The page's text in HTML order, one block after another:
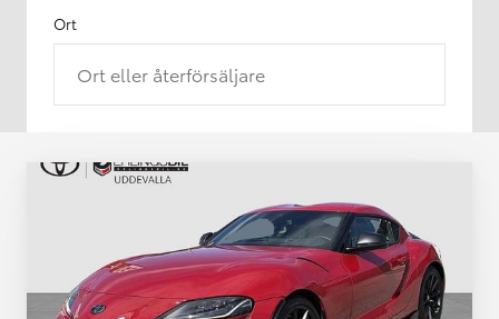
Ort
Ort eller återförsäljare